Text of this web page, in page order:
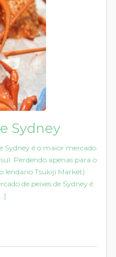
Sydney
Sydney é o maior mercado
Perdendo apenas para o
lendario Tsukiji Market)
de peixes de Sydney é